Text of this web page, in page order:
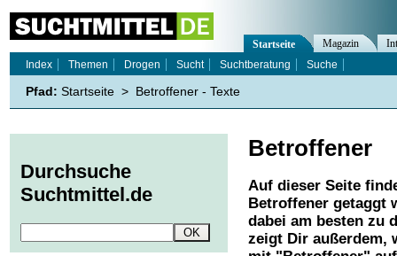
Betroffener
Auf dieser Seite
Betroffener getaggt
dabei am besten zu
zeigt Dir außerdem,
Startseite Magazin
Index
Themen Drogen Sucht Suchtberatung Suche
Pfad: Startseite > Betroffener - Texte
Durchsuche
Suchtmittel.de